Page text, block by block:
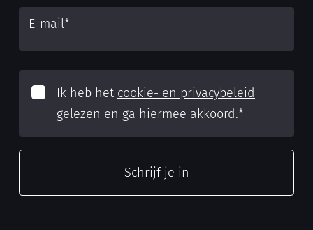
E-mail*
Ik heb het cookie- en privacybeleid
gelezen en ga hiermee akkoord.*